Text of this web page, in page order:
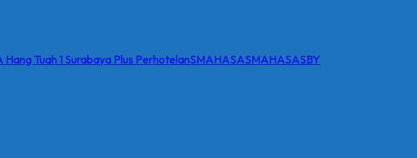
Hang Tuah 1 Surabaya Plus PerhotelanSMAHASASMAHASASBY